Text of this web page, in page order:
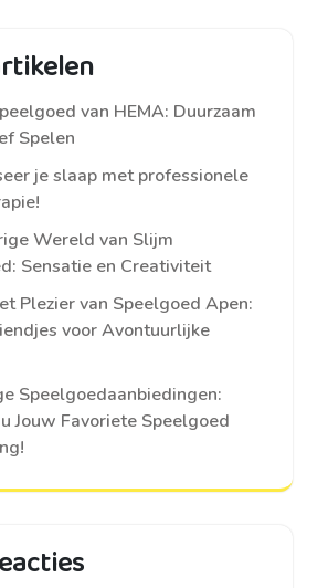
van HEMA: Duurzaam
Spelen
je slaap met professionele
Wereld van Slijm
Sensatie en Creativiteit
Plezier van Speelgoed Apen:
voor Avontuurlijke
Speelgoedaanbiedingen:
Jouw Favoriete Speelgoed